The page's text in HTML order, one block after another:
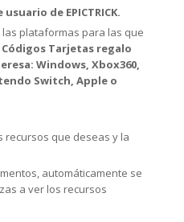
de EPICTRICK.
plataformas para las que
Tarjetas regalo
Windows, Xbox360,
Switch, Apple o
recursos que deseas y la
automáticamente se
a ver los recursos